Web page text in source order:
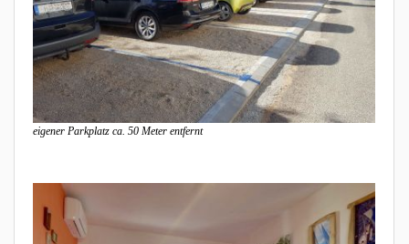
eigener Parkplatz ca. 50 Meter entfernt